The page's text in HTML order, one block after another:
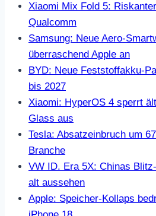
Xiaomi Mix Fold 5:
Qualcomm
Samsung: Neue Aero-
überraschend Apple an
BYD: Neue Feststoffakku-
bis 2027
Xiaomi: HyperOS 4 sperrt
Glass aus
Tesla: Absatzeinbruch um
Branche
VW ID. Era 5X: Chinas
alt aussehen
Apple: Speicher-Kollaps